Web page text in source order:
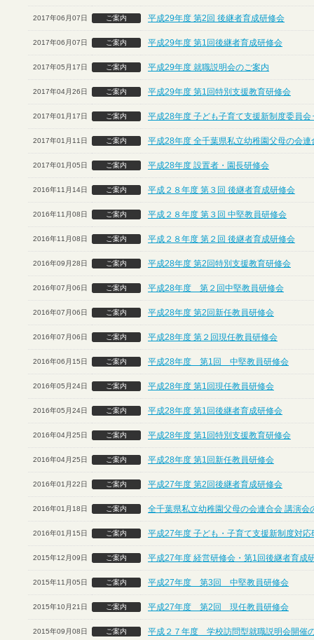
2017年06月07日 ご案内 平成29年度 第2回 後継者育成研修会
2017年06月07日 ご案内 平成29年度 第1回後継者育成研修会
2017年05月17日 ご案内 平成29年度 就職説明会のご案内
2017年04月26日 ご案内 平成29年度 第1回特別支援教育研修会
2017年01月17日 ご案内 平成28年度 子ども子育て支援新制度委員
2017年01月11日 ご案内 平成28年度 全千葉県私立幼稚園父母の会
2017年01月05日 ご案内 平成28年度 設置者・園長研修会
2016年11月14日 ご案内 平成２８年度 第３回 後継者育成研修会
2016年11月08日 ご案内 平成２８年度 第３回 中堅教員研修会
2016年11月08日 ご案内 平成２８年度 第２回 後継者育成研修会
2016年09月28日 ご案内 平成28年度 第2回特別支援教育研修会
2016年07月06日 ご案内 平成28年度 第２回中堅教員研修会
2016年07月06日 ご案内 平成28年度 第2回新任教員研修会
2016年07月06日 ご案内 平成28年度 第２回現任教員研修会
2016年06月15日 ご案内 平成28年度 第1回 中堅教員研修会
2016年05月24日 ご案内 平成28年度 第1回現任教員研修会
2016年05月24日 ご案内 平成28年度 第1回後継者育成研修会
2016年04月25日 ご案内 平成28年度 第1回特別支援教育研修会
2016年04月25日 ご案内 平成28年度 第1回新任教員研修会
2016年01月22日 ご案内 平成27年度 第2回後継者育成研修会
2016年01月18日 ご案内 全千葉県私立幼稚園父母の会連合会 講演会
2016年01月15日 ご案内 平成27年度 子ども・子育て支援新制度対応
2015年12月09日 ご案内 平成27年度 経営研修会・第1回後継者育成
2015年11月05日 ご案内 平成27年度 第3回 中堅教員研修会
2015年10月21日 ご案内 平成27年度 第2回 現任教員研修会
2015年09月08日 ご案内 平成２７年度 学校訪問型就職説明会開催